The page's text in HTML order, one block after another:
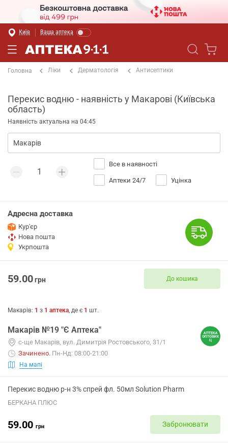
Київ Ваша аптека
Головна Ліки Дерматологія Антисептики
Перекис водню - наявність у Макарові (Київська
область)
Наявність актуальна на 04:45
Все в наявності
Аптеки 24/7 Уцінка
Адресна доставка
Кур'єр
Нова пошта
Укрпошта
59.00грн До кошика
Макарів: 1 з 1 аптека, де є 1 шт.
Макарів №19 "Є Аптека"
с-ще Макарів, вул. Димитрія Ростовського, 31/1
Зачинено. Пн-Нд: 08:00-21:00
На мапі
Перекис водню р-н 3% спрей фл. 50мл Solution Pharm
БЕРКАНА ПЛЮС
59.00 грн Забронювати